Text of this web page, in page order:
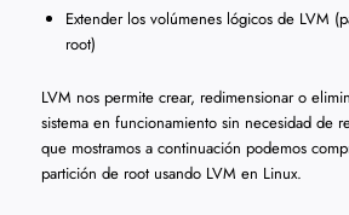
Extender los volúmenes lógicos de LVM
root)
LVM nos permite crear, redimensionar o
sistema en funcionamiento sin necesidad de
que mostramos a continuación podemos
partición de root usando LVM en Linux.